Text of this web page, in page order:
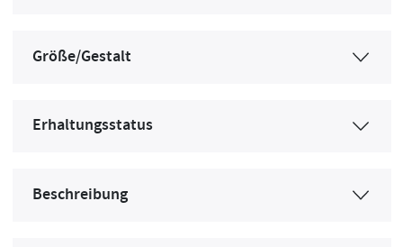
Größe/Gestalt
Erhaltungsstatus
Beschreibung